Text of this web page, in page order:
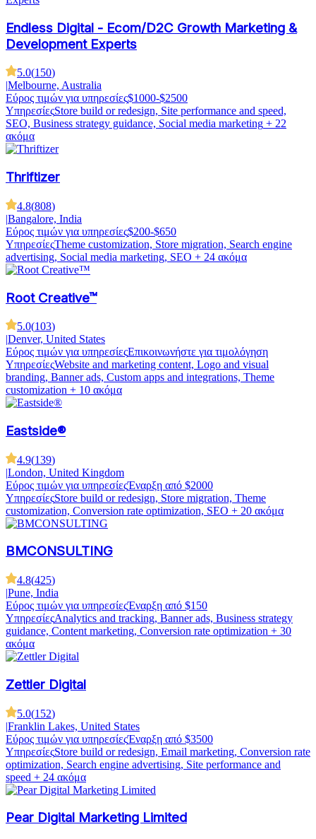
Endless Digital - Ecom/D2C Growth Marketing &
Development Experts
5.0(150)
|Melbourne, Australia
Εύρος τιμών για υπηρεσίες$1000-$2500
ΥπηρεσίεςStore build or redesign, Site performance and speed,
SEO, Business strategy guidance, Social media marketing + 22
ακόμα
Thriftizer
4.8(808)
|Bangalore, India
Εύρος τιμών για υπηρεσίες$200-$650
ΥπηρεσίεςTheme customization, Store migration, Search engine
advertising, Social media marketing, SEO + 24 ακόμα
Root Creative™
5.0(103)
|Denver, United States
Εύρος τιμών για υπηρεσίεςΕπικοινωνήστε για τιμολόγηση
ΥπηρεσίεςWebsite and marketing content, Logo and visual
branding, Banner ads, Custom apps and integrations, Theme
customization + 10 ακόμα
Eastside®
4.9(139)
|London, United Kingdom
Εύρος τιμών για υπηρεσίεςΈναρξη από $2000
ΥπηρεσίεςStore build or redesign, Store migration, Theme
customization, Conversion rate optimization, SEO + 20 ακόμα
BMCONSULTING
4.8(425)
|Pune, India
Εύρος τιμών για υπηρεσίεςΈναρξη από $150
ΥπηρεσίεςAnalytics and tracking, Banner ads, Business strategy
guidance, Content marketing, Conversion rate optimization + 30
ακόμα
Zettler Digital
5.0(152)
|Franklin Lakes, United States
Εύρος τιμών για υπηρεσίεςΈναρξη από $3500
ΥπηρεσίεςStore build or redesign, Email marketing, Conversion rate
optimization, Search engine advertising, Site performance and
speed + 24 ακόμα
Pear Digital Marketing Limited